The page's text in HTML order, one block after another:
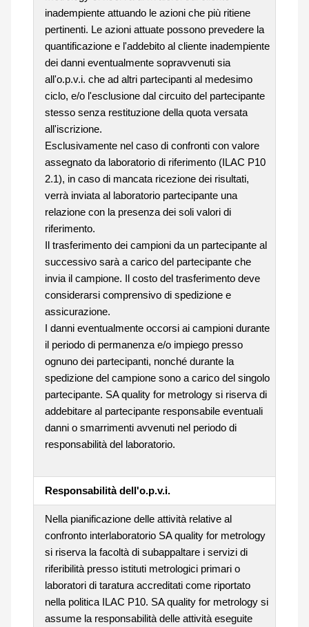
inadempiente attuando le azioni che più ritiene
pertinenti. Le azioni attuate possono prevedere la
quantificazione e l'addebito al cliente inadempiente
dei danni eventualmente sopravvenuti sia
all'o.p.v.i. che ad altri partecipanti al medesimo
ciclo, e/o l'esclusione dal circuito del partecipante
stesso senza restituzione della quota versata
all'iscrizione.
Esclusivamente nel caso di confronti con valore
assegnato da laboratorio di riferimento (ILAC P10
2.1), in caso di mancata ricezione dei risultati,
verrà inviata al laboratorio partecipante una
relazione con la presenza dei soli valori di
riferimento.
Il trasferimento dei campioni da un partecipante al
successivo sarà a carico del partecipante che
invia il campione. Il costo del trasferimento deve
considerarsi comprensivo di spedizione e
assicurazione.
I danni eventualmente occorsi ai campioni durante
il periodo di permanenza e/o impiego presso
ognuno dei partecipanti, nonché durante la
spedizione del campione sono a carico del singolo
partecipante. SA quality for metrology si riserva di
addebitare al partecipante responsabile eventuali
danni o smarrimenti avvenuti nel periodo di
responsabilità del laboratorio.
Responsabilità dell'o.p.v.i.
Nella pianificazione delle attività relative al
confronto interlaboratorio SA quality for metrology
si riserva la facoltà di subappaltare i servizi di
riferibilità presso istituti metrologici primari o
laboratori di taratura accreditati come riportato
nella politica ILAC P10. SA quality for metrology si
assume la responsabilità delle attività eseguite